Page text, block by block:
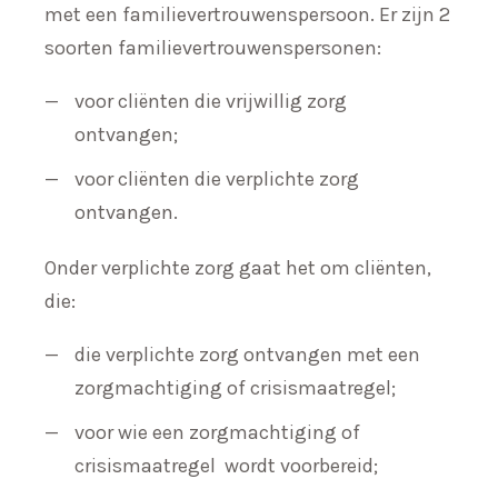
met een familievertrouwenspersoon. Er zijn 2
soorten familievertrouwenspersonen:
voor cliënten die vrijwillig zorg
ontvangen;
voor cliënten die verplichte zorg
ontvangen.
Onder verplichte zorg gaat het om cliënten,
die:
die verplichte zorg ontvangen met een
zorgmachtiging of crisismaatregel;
voor wie een zorgmachtiging of
crisismaatregel wordt voorbereid;